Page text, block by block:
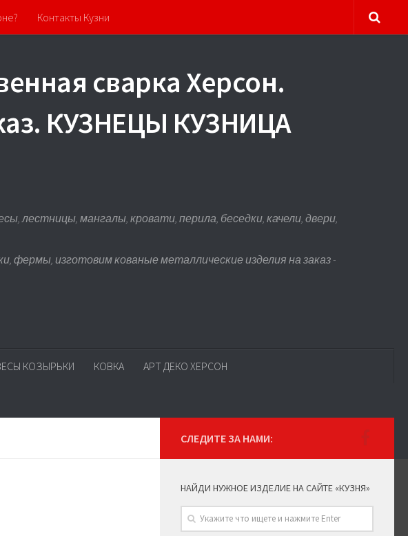
Контакты Кузни
сварка Херсон.
КУЗНЕЦЫ КУЗНИЦА
лестницы, мангалы, кровати, перила, беседки, качели, двери,
изготовим кованые металлические изделия на заказ -
КОЗЫРЬКИ КОВКА АРТ ДЕКО ХЕРСОН
СЛЕДИТЕ ЗА НАМИ:
НАЙДИ НУЖНОЕ ИЗДЕЛИЕ НА САЙТЕ «КУЗНЯ»